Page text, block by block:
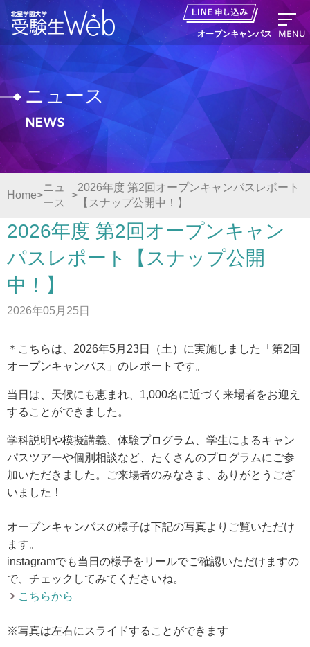
オープンキャンパス MENU
資料請求
出願の流れ
オープンキャンパス LINE申し込み
ニュース
デジタルパンフレット
お問い合わせ
サイトマップ
入試情報
キャンパスライフ
就職・キャリア
ウェブマガジン
ニュース
News
Home
ニュ
ース
2026年度 第2回オープンキャンパスレポート
【スナップ公開中！】
2026年度 第2回オープンキャン
パスレポート【スナップ公開
中！】
2026年05月25日
＊こちらは、2026年5月23日（土）に実施しました「第2回
オープンキャンパス」のレポートです。
当日は、天候にも恵まれ、1,000名に近づく来場者をお迎え
することができました。
学科説明や模擬講義、体験プログラム、学生によるキャン
パスツアーや個別相談など、たくさんのプログラムにご参
加いただきました。ご来場者のみなさま、ありがとうござ
いました！
オープンキャンパスの様子は下記の写真よりご覧いただけ
ます。
instagramでも当日の様子をリールでご確認いただけますの
で、チェックしてみてくださいね。
こちらから
※写真は左右にスライドすることができます